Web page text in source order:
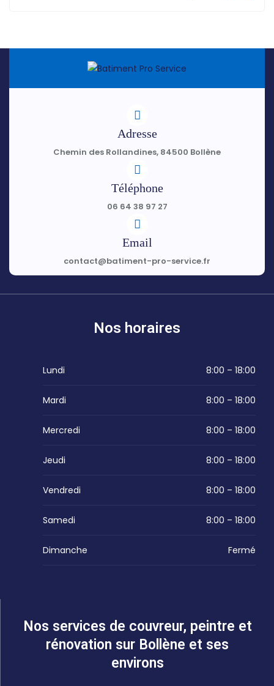
Adresse
Chemin des Rollandines, 84500 Bollène
Téléphone
06 64 38 97 27
Email
contact@batiment-pro-service.fr
Nos horaires
Lundi 8:00 – 18:00
Mardi 8:00 – 18:00
Mercredi 8:00 – 18:00
Jeudi 8:00 – 18:00
Vendredi 8:00 – 18:00
Samedi 8:00 – 18:00
Dimanche Fermé
Nos services de couvreur, peintre et
rénovation sur Bollène et ses
environs